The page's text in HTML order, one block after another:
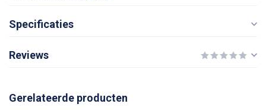
Specificaties
Reviews
Gerelateerde producten